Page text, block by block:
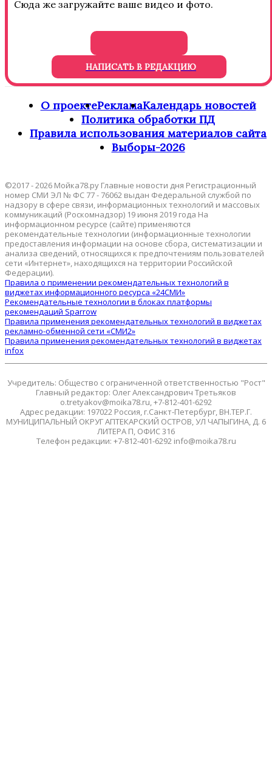
Сюда же загружайте ваше видео и фото.
НАПИСАТЬ В РЕДАКЦИЮ
О проектеРекламаКалендарь новостей
Политика обработки ПД
Правила использования материалов сайта
Выборы-2026
©2017 - 2026 Мойка78.ру Главные новости дня Регистрационный
номер СМИ ЭЛ № ФС 77 - 76062 выдан Федеральной службой по
надзору в сфере связи, информационных технологий и массовых
коммуникаций (Роскомнадзор) 19 июня 2019 года На
информационном ресурсе (сайте) применяются
рекомендательные технологии (информационные технологии
предоставления информации на основе сбора, систематизации и
анализа сведений, относящихся к предпочтениям пользователей
сети «Интернет», находящихся на территории Российской
Федерации).
Правила о применении рекомендательных технологий в
виджетах информационного ресурса «24СМИ»
Рекомендательные технологии в блоках платформы
рекомендаций Sparrow
Правила применения рекомендательных технологий в виджетах
рекламно-обменной сети «СМИ2»
Правила применения рекомендательных технологий в виджетах
infox
Учредитель: Общество с ограниченной ответственностью "Рост"
Главный редактор: Олег Александрович Третьяков
o.tretyakov@moika78.ru, +7-812-401-6292
Адрес редакции: 197022 Россия, г.Санкт-Петербург, ВН.ТЕР.Г.
МУНИЦИПАЛЬНЫЙ ОКРУГ АПТЕКАРСКИЙ ОСТРОВ, УЛ ЧАПЫГИНА, Д. 6
ЛИТЕРА П, ОФИС 316
Телефон редакции: +7-812-401-6292 info@moika78.ru